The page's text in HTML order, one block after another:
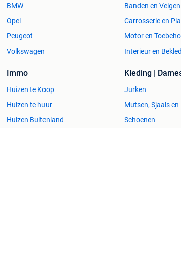
BMW
Opel
Peugeot
Volkswagen
Banden en Velgen
Carrosserie en
Motor en
Interieur en
Immo
Huizen te Koop
Huizen te huur
Huizen Buitenland
Kleding |
Jurken
Mutsen, Sjaals
Schoenen